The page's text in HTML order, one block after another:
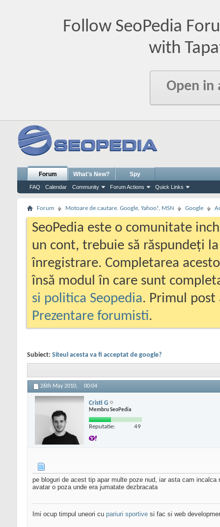
Follow SeoPedia
with
Open in
Forum
FAQ Calendar Community Forum Actions Quick Links
What's New? Spy
Forum Motoare de cautare. Google, Yahoo!, MSN Google
SeoPedia este o comunitate
un cont, trebuie să răspundeți
înregistrare. Completarea
însă modul în care sunt
si politica Seopedia. Primul
Prezentare forumisti.
Subiect: Siteul acesta va fi acceptat de google?
26th May 2010, 00:04
Cristi G
Membru SeoPedia
Reputatie: 49
pe bloguri de acest tip apar multe poze nud, iar asta cam
avatar o poza unde era jumatate dezbracata
Imi ocup timpul uneori cu pariuri sportive si fac si web